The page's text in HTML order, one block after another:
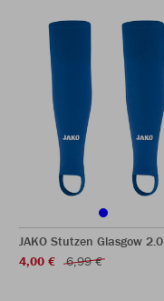
JAKO Stutzen Glasgow 2.0
4,00 €
6,99 €